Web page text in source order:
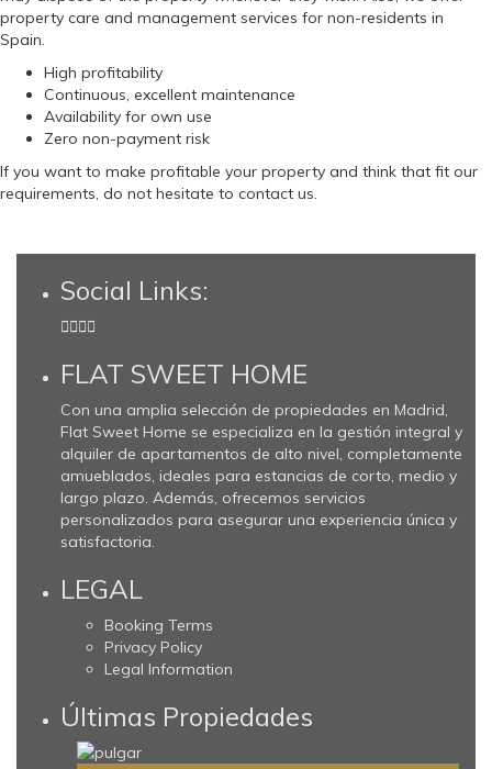
property care and management services for non-residents in
Spain.
High profitability
Continuous, excellent maintenance
Availability for own use
Zero non-payment risk
If you want to make profitable your property and think that fit our
requirements, do not hesitate to contact us.
Social Links:
FLAT SWEET HOME
Con una amplia selección de propiedades en Madrid,
Flat Sweet Home se especializa en la gestión integral y
alquiler de apartamentos de alto nivel, completamente
amueblados, ideales para estancias de corto, medio y
largo plazo. Además, ofrecemos servicios
personalizados para asegurar una experiencia única y
satisfactoria.
LEGAL
Booking Terms
Privacy Policy
Legal Information
Últimas Propiedades